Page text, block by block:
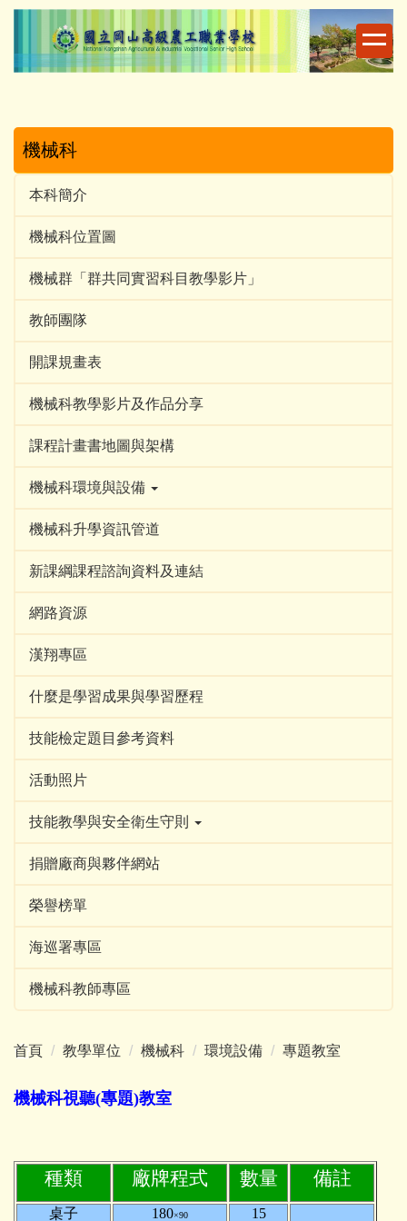
跳
主
機械科
本科簡介
機械科位置圖
機械群「群共同實習科目教學影片」
教師團隊
開課規畫表
機械科教學影片及作品分享
課程計畫書地圖與架構
機械科環境與設備
機械科升學資訊管道
新課綱課程諮詢資料及連結
網路資源
漢翔專區
什麼是學習成果與學習歷程
技能檢定題目參考資料
活動照片
技能教學與安全衛生守則
捐贈廠商與夥伴網站
榮譽榜單
海巡署專區
機械科教師專區
首頁 教學單位 機械科 環境設備 專題教室
機械科視聽(專題)教室
種類 廠牌程式 數量 備註
桌子 180×90 15